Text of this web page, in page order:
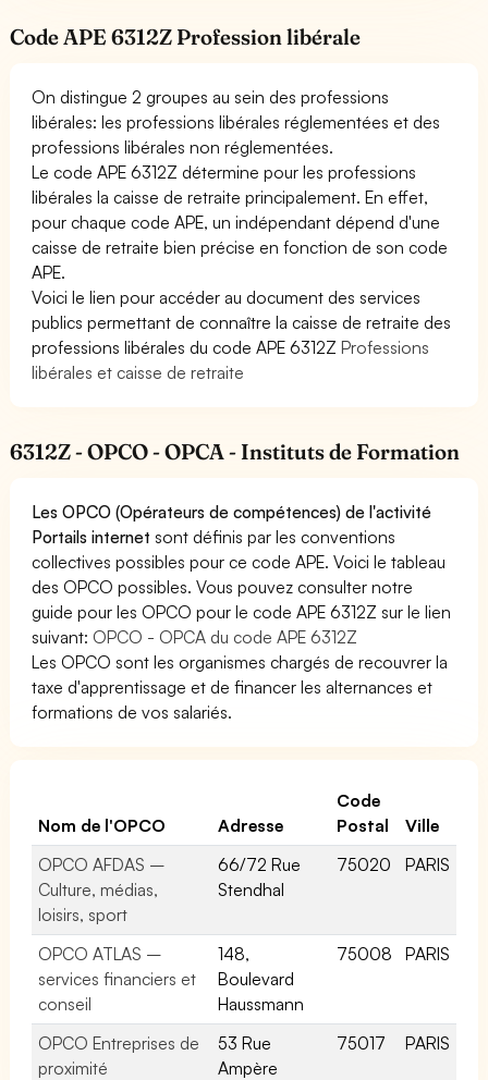
Code APE 6312Z Profession libérale
On distingue 2 groupes au sein des professions
libérales: les professions libérales réglementées et des
professions libérales non réglementées.
Le code APE 6312Z détermine pour les professions
libérales la caisse de retraite principalement. En effet,
pour chaque code APE, un indépendant dépend d'une
caisse de retraite bien précise en fonction de son code
APE.
Voici le lien pour accéder au document des services
publics permettant de connaître la caisse de retraite des
professions libérales du code APE 6312ZProfessions
libérales et caisse de retraite
6312Z - OPCO - OPCA - Instituts de Formation
Les OPCO (Opérateurs de compétences) de l'activité
Portails internet sont définis par les conventions
collectives possibles pour ce code APE. Voici le tableau
des OPCO possibles. Vous pouvez consulter notre
guide pour les OPCO pour le code APE 6312Z sur le lien
suivant: OPCO - OPCA du code APE 6312Z
Les OPCO sont les organismes chargés de recouvrer la
taxe d'apprentissage et de financer les alternances et
formations de vos salariés.
Nom de l'OPCO Adresse
Code
Postal
Ville
OPCO AFDAS –
Culture, médias,
loisirs, sport
66/72 Rue
Stendhal
75020 PARIS
OPCO ATLAS –
services financiers et
conseil
148,
Boulevard
Haussmann
75008 PARIS
OPCO Entreprises de
proximité
53 Rue
Ampère
75017 PARIS